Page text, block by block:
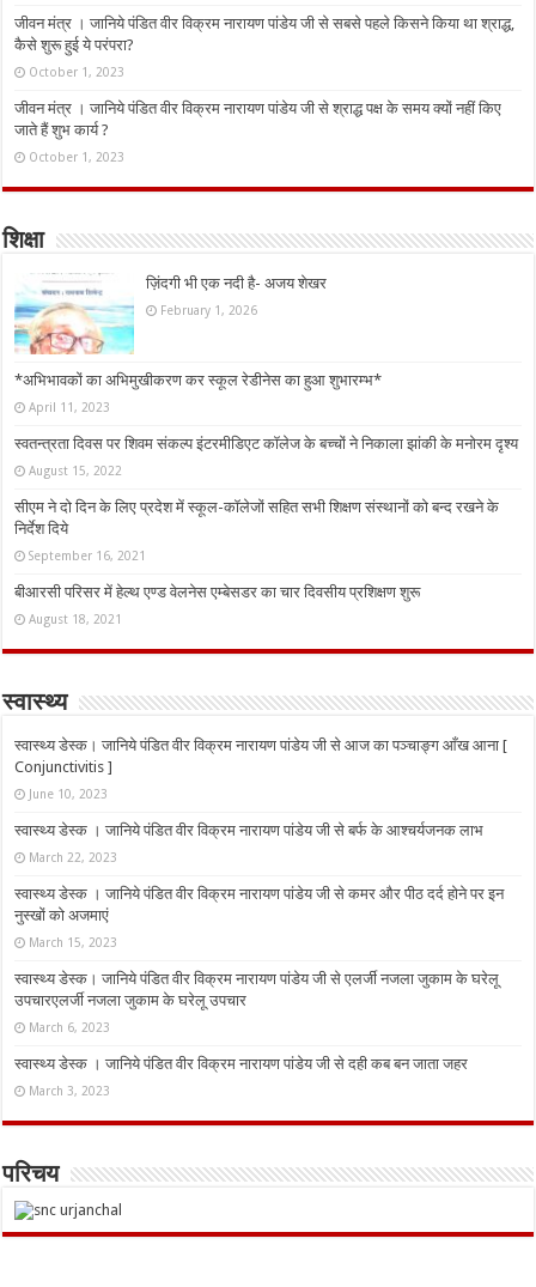
जीवन मंत्र । जानिये पंडित वीर विक्रम नारायण पांडेय जी से सबसे पहले किसने किया था श्राद्ध,
कैसे शुरू हुई ये परंपरा?
October 1, 2023
जीवन मंत्र । जानिये पंडित वीर विक्रम नारायण पांडेय जी से श्राद्ध पक्ष के समय क्यों नहीं किए
जाते हैं शुभ कार्य ?
October 1, 2023
शिक्षा
ज़िंदगी भी एक नदी है- अजय शेखर
February 1, 2026
*अभिभावकों का अभिमुखीकरण कर स्कूल रेडीनेस का हुआ शुभारम्भ*
April 11, 2023
स्वतन्त्रता दिवस पर शिवम संकल्प इंटरमीडिएट कॉलेज के बच्चों ने निकाला झांकी के मनोरम दृश्य
August 15, 2022
सीएम ने दो दिन के लिए प्रदेश में स्कूल-कॉलेजों सहित सभी शिक्षण संस्थानों को बन्द रखने के
निर्देश दिये
September 16, 2021
बीआरसी परिसर में हेल्थ एण्ड वेलनेस एम्बेसडर का चार दिवसीय प्रशिक्षण शुरू
August 18, 2021
स्वास्थ्य
स्वास्थ्य डेस्क। जानिये पंडित वीर विक्रम नारायण पांडेय जी से आज का पञ्चाङ्ग आँख आना [
Conjunctivitis ]
June 10, 2023
स्वास्थ्य डेस्क । जानिये पंडित वीर विक्रम नारायण पांडेय जी से बर्फ के आश्चर्यजनक लाभ
March 22, 2023
स्वास्थ्य डेस्क । जानिये पंडित वीर विक्रम नारायण पांडेय जी से कमर और पीठ दर्द होने पर इन
नुस्‍खों को अजमाएं
March 15, 2023
स्वास्थ्य डेस्क। जानिये पंडित वीर विक्रम नारायण पांडेय जी से एलर्जी नजला जुकाम के घरेलू
उपचारएलर्जी नजला जुकाम के घरेलू उपचार
March 6, 2023
स्वास्थ्य डेस्क । जानिये पंडित वीर विक्रम नारायण पांडेय जी से दही कब बन जाता जहर
March 3, 2023
परिचय